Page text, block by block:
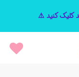
کلیک کنید ⚠️